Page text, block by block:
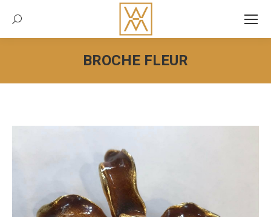
Recherche:
BROCHE FLEUR
Vous êtes ici :